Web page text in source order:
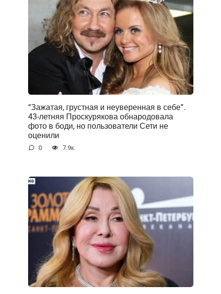
“Зажатая, грустная и неуверенная в себе”.
43-летняя Проскурякова обнародовала
фото в боди, но пользователи Сети не
оценили
0 7.9к.